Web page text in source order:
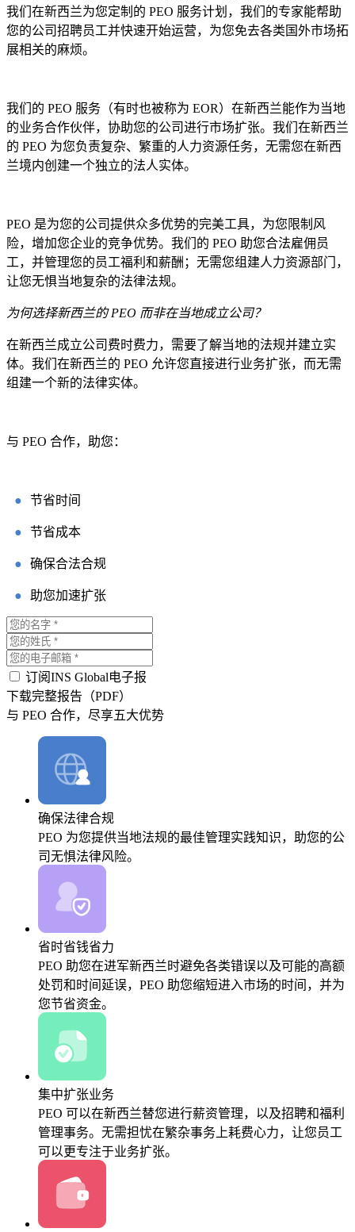
我们在新西兰为您定制的 PEO 服务计划，我们的专家能帮助
您的公司招聘员工并快速开始运营，为您免去各类国外市场拓
展相关的麻烦。
我们的 PEO 服务（有时也被称为 EOR）在新西兰能作为当地
的业务合作伙伴，协助您的公司进行市场扩张。我们在新西兰
的 PEO 为您负责复杂、繁重的人力资源任务，无需您在新西
兰境内创建一个独立的法人实体。
PEO 是为您的公司提供众多优势的完美工具，为您限制风
险，增加您企业的竞争优势。我们的 PEO 助您合法雇佣员
工，并管理您的员工福利和薪酬；无需您组建人力资源部门，
让您无惧当地复杂的法律法规。
为何选择新西兰的 PEO 而非在当地成立公司？
在新西兰成立公司费时费力，需要了解当地的法规并建立实
体。我们在新西兰的 PEO 允许您直接进行业务扩张，而无需
组建一个新的法律实体。
与 PEO 合作，助您：
● 节省时间
● 节省成本
● 确保合法合规
● 助您加速扩张
订阅INS Global电子报
下载完整报告（PDF）
与 PEO 合作，尽享五大优势
确保法律合规
PEO 为您提供当地法规的最佳管理实践知识，助您的公
司无惧法律风险。
省时省钱省力
PEO 助您在进军新西兰时避免各类错误以及可能的高额
处罚和时间延误，PEO 助您缩短进入市场的时间，并为
您节省资金。
集中扩张业务
PEO 可以在新西兰替您进行薪资管理，以及招聘和福利
管理事务。无需担忧在繁杂事务上耗费心力，让您员工
可以更专注于业务扩张。